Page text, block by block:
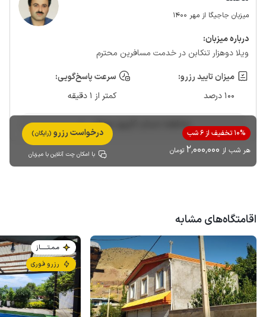
میزبان جاجیگا از مهر 1400
درباره‌ میزبان:
ویلا دوهزار تنکابن در خدمت مسافرین محترم
میزان تایید رزرو:
100 درصد
سرعت پاسخ‌گویی:
کمتر از 1 دقیقه
مشاهده حساب کاربری میزبان
10% تخفیف از 6 شب
هر شب از 2٬000٬000 تومان
درخواست رزرو (رایگان)
با امکان چت آنلاین با میزبان
اقامتگاه‌های مشابه
مـمـتــــــاز
رزرو فوری